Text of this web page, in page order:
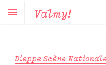
Valmy!
Dieppe Scène